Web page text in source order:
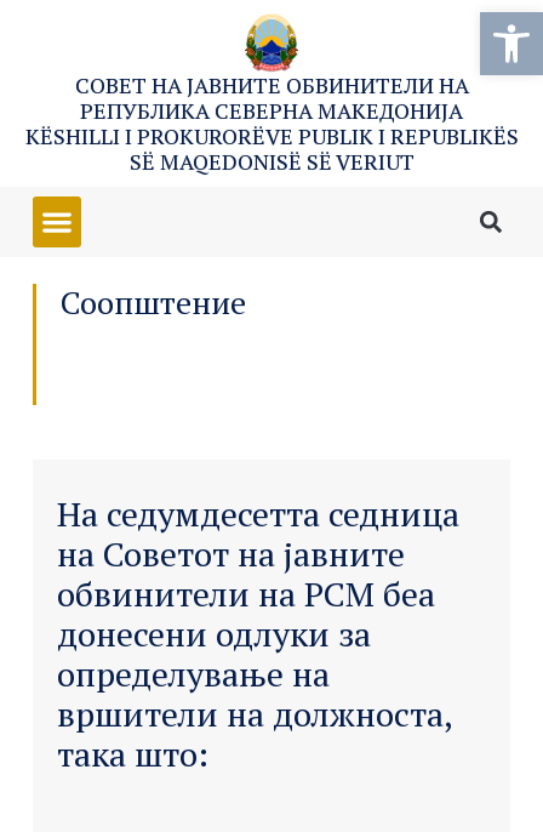
СОВЕТ НА ЈАВНИТЕ ОБВИНИТЕЛИ НА
РЕПУБЛИКА СЕВЕРНА МАКЕДОНИЈА
KËSHILLI I PROKURORËVE PUBLIK I REPUBLIKËS
SË MAQEDONISË SË VERIUT
Соопштение
На седумдесетта седница
на Советот на јавните
обвинители на РСМ беа
донесени одлуки за
определување на
вршители на должноста,
така што: